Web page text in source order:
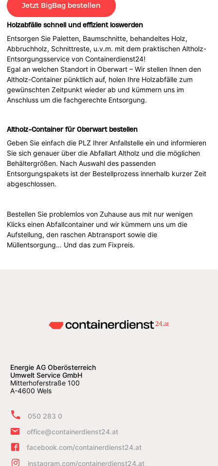
Jetzt BigBag bestellen
Holzabfälle schnell und effizient loswerden
Entsorgen Sie Paletten, Baumschnitte, behandeltes Holz,
Abbruchholz, Schnittreste, u.v.m. mit dem praktischen Altholz-
Entsorgungsservice von Containerdienst24!
Egal an welchen Standort in Oberwart – Wir stellen Ihnen den
Altholz-Container pünktlich auf, holen Ihre Holzabfälle zum
gewünschten Zeitpunkt wieder ab und kümmern uns im
Anschluss um die fachgerechte Entsorgung.
Altholz-Container für Oberwart bestellen
Geben Sie einfach die PLZ Ihrer Anfallstelle ein und informieren
Sie sich genauer über die Abfallart Altholz und die möglichen
Behältergrößen. Nach Auswahl des passenden
Entsorgungspakets ist der Bestellprozess innerhalb kurzer Zeit
abgeschlossen.
Bestellen Sie problemlos von Zuhause aus mit nur wenigen
Klicks einen Abfallcontainer und wir kümmern uns um die
Aufstellung, den raschen Abtransport sowie die
Müllentsorgung… Und das zum Fixpreis.
Energie AG Oberösterreich
Umwelt Service GmbH
Mitterhoferstraße 100
A-4600 Wels
050 283 0
office@containerdienst24.at
facebook.com/containerdienst24.at
instagram.com/containerdienst24.at